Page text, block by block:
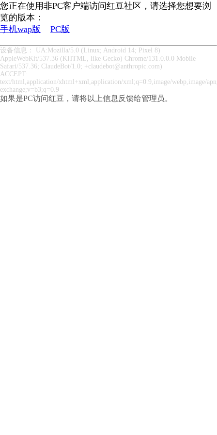
您正在使用非PC客户端访问红豆社区，请选择您想要浏
览的版本：
手机wap版
PC版
设备信息： UA:Mozilla/5.0 (Linux; Android 14; Pixel 8)
AppleWebKit/537.36 (KHTML, like Gecko) Chrome/131.0.0.0 Mobile
Safari/537.36; ClaudeBot/1.0; +claudebot@anthropic.com)
ACCEPT:
text/html,application/xhtml+xml,application/xml;q=0.9,image/webp,image/
exchange;v=b3;q=0.9
如果是PC访问红豆，请将以上信息反馈给管理员。